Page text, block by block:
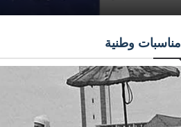
مناسبات وطنية